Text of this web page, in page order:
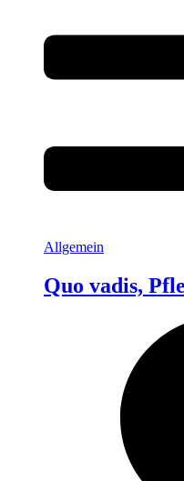
Allgemein
Quo vadis,